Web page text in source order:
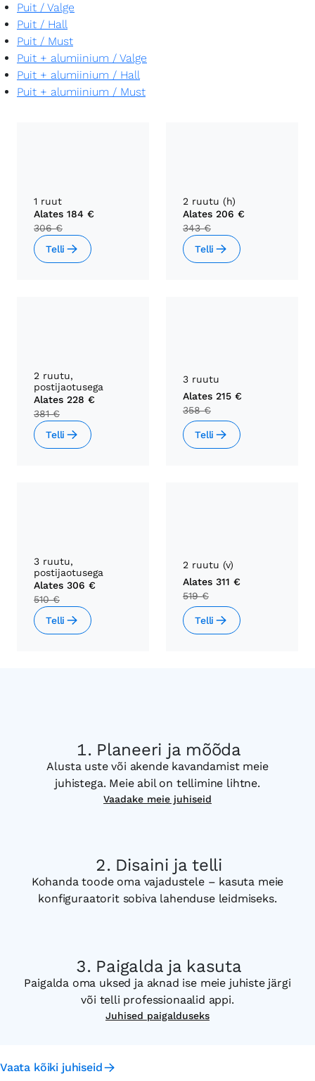
Puit / Valge
Puit / Hall
Puit / Must
Puit + alumiinium / Valge
Puit + alumiinium / Hall
Puit + alumiinium / Must
1 ruut
Alates 184 €
306 €
Telli
2 ruutu (h)
Alates 206 €
343 €
Telli
2 ruutu,
postijaotusega
Alates 228 €
381 €
Telli
3 ruutu
Alates 215 €
358 €
Telli
3 ruutu,
postijaotusega
Alates 306 €
510 €
Telli
2 ruutu (v)
Alates 311 €
519 €
Telli
Planeeri ja mõõda
Alusta uste või akende kavandamist meie
juhistega. Meie abil on tellimine lihtne.
Vaadake meie juhiseid
Disaini ja telli
Kohanda toode oma vajadustele – kasuta meie
konfiguraatorit sobiva lahenduse leidmiseks.
Paigalda ja kasuta
Paigalda oma uksed ja aknad ise meie juhiste järgi
või telli professionaalid appi.
Juhised paigalduseks
Vaata kõiki juhiseid